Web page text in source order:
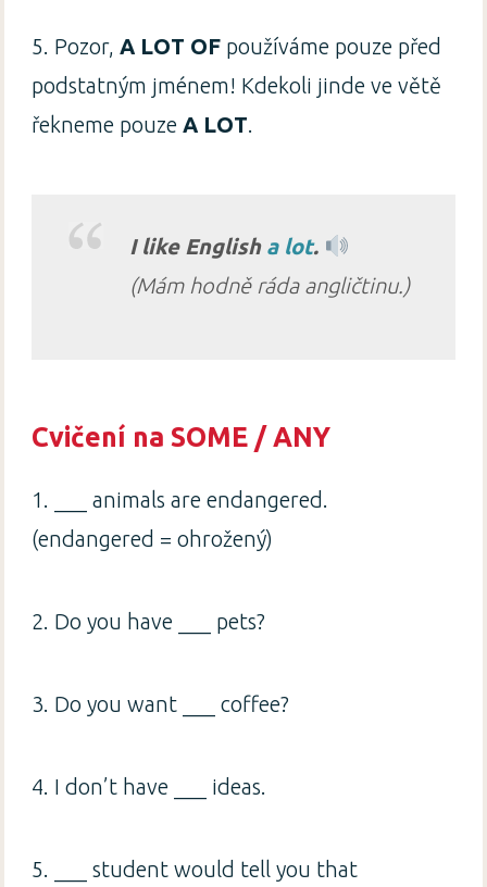
5. Pozor, A LOT OF používáme pouze před
podstatným jménem! Kdekoli jinde ve větě
řekneme pouze A LOT
I like English a lot.
(Mám hodně ráda angličtinu.)
Cvičení na SOME / ANY
1. ___ animals are endangered.
(endangered = ohrožený)
2. Do you have ___ pets?
3. Do you want ___ coffee?
4. I don’t have ___ ideas.
5. ___ student would tell you that